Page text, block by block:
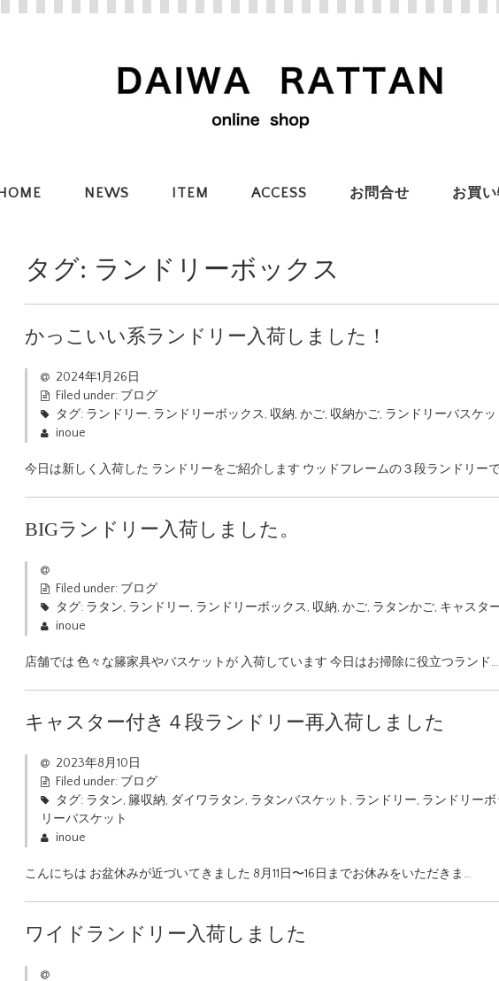
NEWS ITEM ACCESS お問合せ お買
タグ: ランドリーボックス
かっこいい系ランドリー入荷しました！
2024年1月26日
Filed under: ブログ
タグ: ランドリー, ランドリーボックス, 収納, かご, 収納かご, ランドリーバスケッ
inoue
今日は新しく入荷した ランドリーをご紹介します ウッドフレームの３段ランドリー
BIGランドリー入荷しました。
Filed under: ブログ
タグ: ラタン, ランドリー, ランドリーボックス, 収納, かご, ラタンかご, キャスタ
inoue
店舗では 色々な籐家具やバスケットが 入荷しています 今日はお掃除に役立つランド…
キャスター付き４段ランドリー再入荷しました
2023年8月10日
Filed under: ブログ
タグ: ラタン, 籐収納, ダイワラタン, ラタンバスケット , ランドリー, ランドリーボ
リーバスケット
inoue
こんにちは お盆休みが近づいてきました 8月11日〜16日までお休みをいただきま…
ワイドランドリー入荷しました